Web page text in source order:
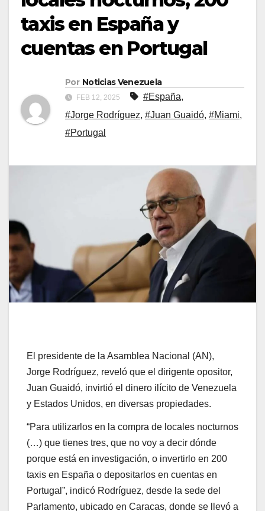
taxis en España y
cuentas en Portugal
Por Noticias Venezuela
FEB 12, 2025 #España,
#Jorge Rodríguez, #Juan Guaidó, #Miami,
#Portugal
El presidente de la Asamblea Nacional (AN),
Jorge Rodríguez, reveló que el dirigente opositor,
Juan Guaidó, invirtió el dinero ilícito de Venezuela
y Estados Unidos, en diversas propiedades.
“Para utilizarlos en la compra de locales nocturnos
(…) que tienes tres, que no voy a decir dónde
porque está en investigación, o invertirlo en 200
taxis en España o depositarlos en cuentas en
Portugal”, indicó Rodríguez, desde la sede del
Parlamento, ubicado en Caracas, donde se llevó a